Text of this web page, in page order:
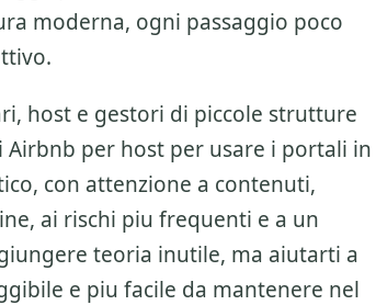
moderna, ogni passaggio poco
host e gestori di piccole strutture
Airbnb per host per usare i portali in
con attenzione a contenuti,
, ai rischi piu frequenti e a un
teoria inutile, ma aiutarti a
e piu facile da mantenere nel